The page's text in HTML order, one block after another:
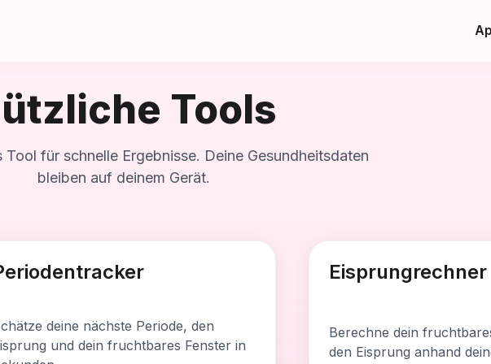
Tools
Tool für schnelle Ergebnisse. Deine Gesundheitsdaten
bleiben auf deinem Gerät.
deine nächste Periode, den
und dein fruchtbares Fenster in
dieses Tool enthält
der nächsten Periode
des fruchtbaren Fensters
Berechnung im Browser
Eisprungrechner
Berechne dein
den Eisprung anhand
Was dieses Tool enthält
Schätzt den
Funktioniert mit jeder
Private Berechnung